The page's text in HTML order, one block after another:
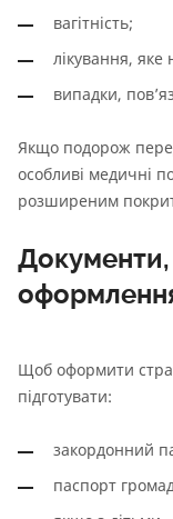
вагітність;
лікування, яке
випадки,
Якщо подорож
особливі медичні
розширеним
Документи,
Щоб оформити
підготувати:
закордонний
паспорт